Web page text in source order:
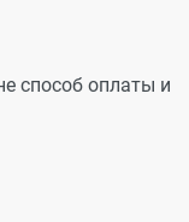
способ оплаты и